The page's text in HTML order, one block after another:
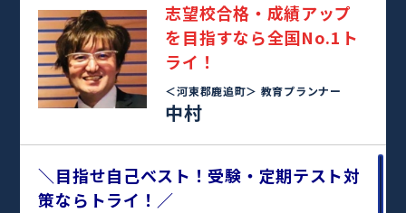
志望校合格・成績アップ
を目指すなら全国No.1ト
ライ！
＜河東郡鹿追町＞ 教育プランナー
中村
＼目指せ自己ベスト！受験・定期テスト対
策ならトライ！／